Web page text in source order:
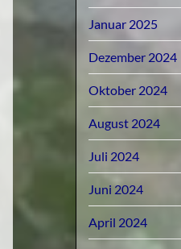
Januar 2025
Dezember 2024
Oktober 2024
August 2024
Juli 2024
Juni 2024
April 2024